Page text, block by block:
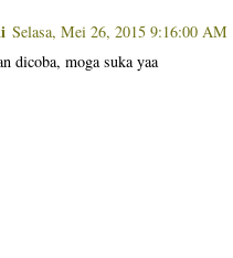
Selasa, Mei 26, 2015 9:16:00 AM
dicoba, moga suka yaa